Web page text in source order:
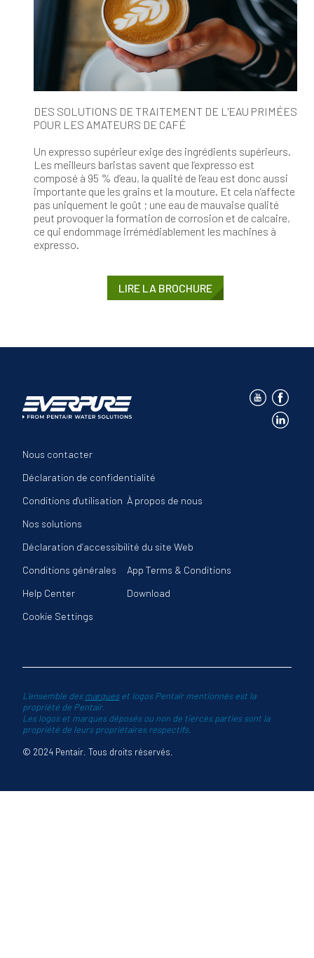
DES SOLUTIONS DE TRAITEMENT DE L'EAU PRIMÉES
POUR LES AMATEURS DE CAFÉ
Un expresso supérieur exige des ingrédients supérieurs.
Les meilleurs baristas savent que l’expresso est
composé à 95 % d’eau, la qualité de l’eau est donc aussi
importante que les grains et la mouture. Et cela n’affecte
pas uniquement le goût ; une eau de mauvaise qualité
peut provoquer la formation de corrosion et de calcaire,
ce qui endommage irrémédiablement les machines à
expresso.
LIRE LA BROCHURE
Nous contacter
Déclaration de confidentialité
Conditions d'utilisation À propos de nous
Nos solutions
Déclaration d’accessibilité du site Web
Conditions générales
App Terms & Conditions
Help Center
Download
Cookie Settings
L'ensemble desmarqueset logos Pentair mentionnés est la
propriété de Pentair.
Les logos et marques déposés ou non de tierces parties sont la
propriété de leurs propriétaires respectifs.
© 2024 Pentair. Tous droits réservés.